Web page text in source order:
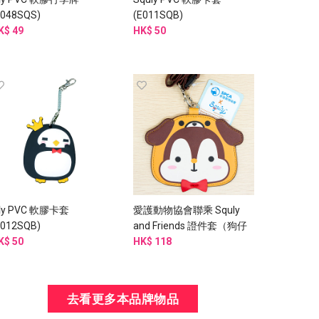
49
(E011SQB)
HK$ 50
PVC 軟膠卡套
50
愛護動物協會聯乘 Squly
and Friends 證件套（狗仔
款） - G003SQB
HK$ 118
去看更多本品牌物品